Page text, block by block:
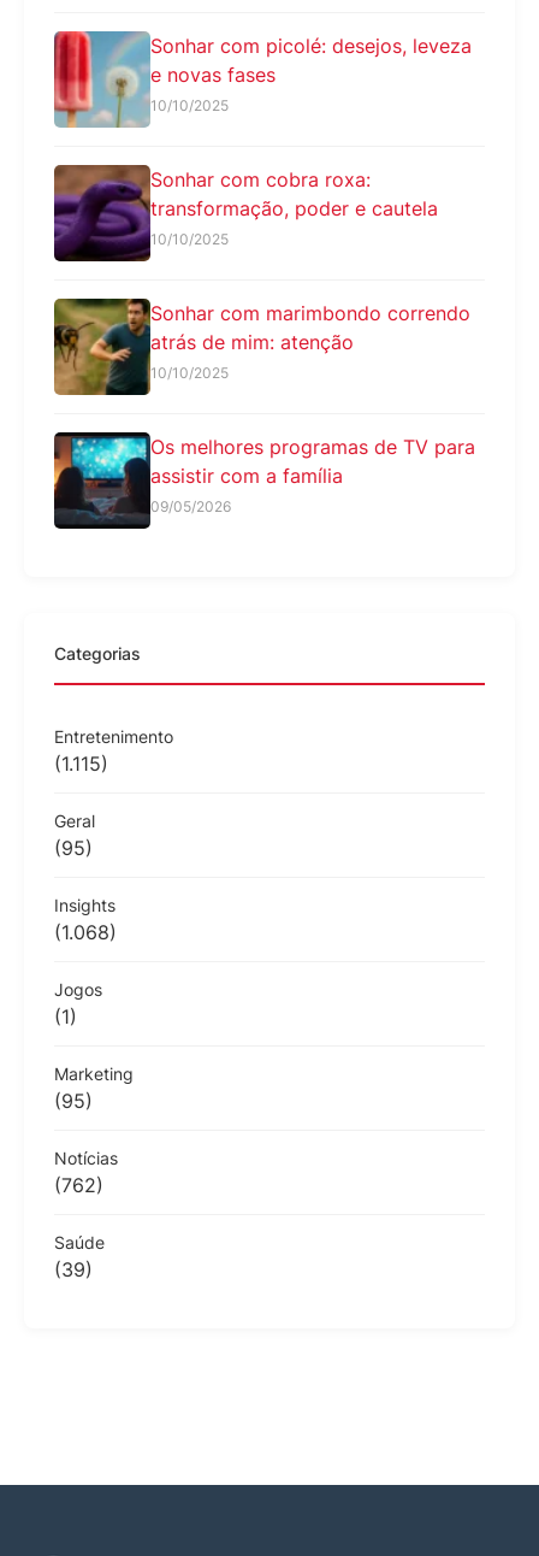
Sonhar com picolé: desejos, leveza
e novas fases
10/10/2025
Sonhar com cobra roxa:
transformação, poder e cautela
10/10/2025
Sonhar com marimbondo correndo
atrás de mim: atenção
10/10/2025
Os melhores programas de TV para
assistir com a família
09/05/2026
Categorias
Entretenimento
(1.115)
Geral
(95)
Insights
(1.068)
Jogos
(1)
Marketing
(95)
Notícias
(762)
Saúde
(39)